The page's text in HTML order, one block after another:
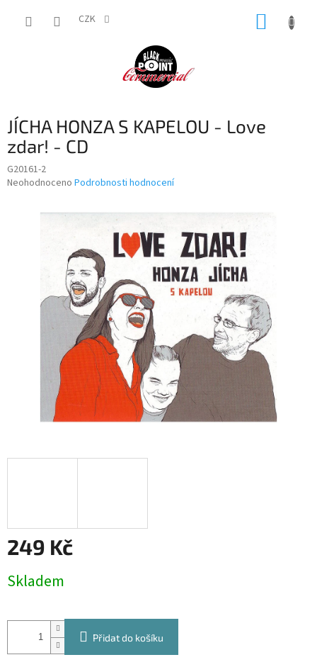
CZK
JÍCHA HONZA S KAPELOU - Love
zdar! - CD
G20161-2
Průměrné
produktu
hvězdiček.
Neohodnoceno Podrobnosti hodnocení
249 Kč
cena:
Skladem
Přidat do košíku